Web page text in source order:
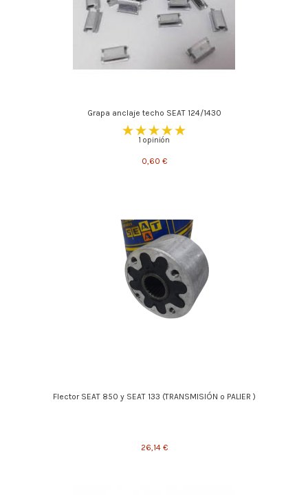
Grapa anclaje techo SEAT 124/1430
1 opinión
0,60 €
Flector SEAT 850 y SEAT 133 (TRANSMISIÓN o PALIER )
26,14 €